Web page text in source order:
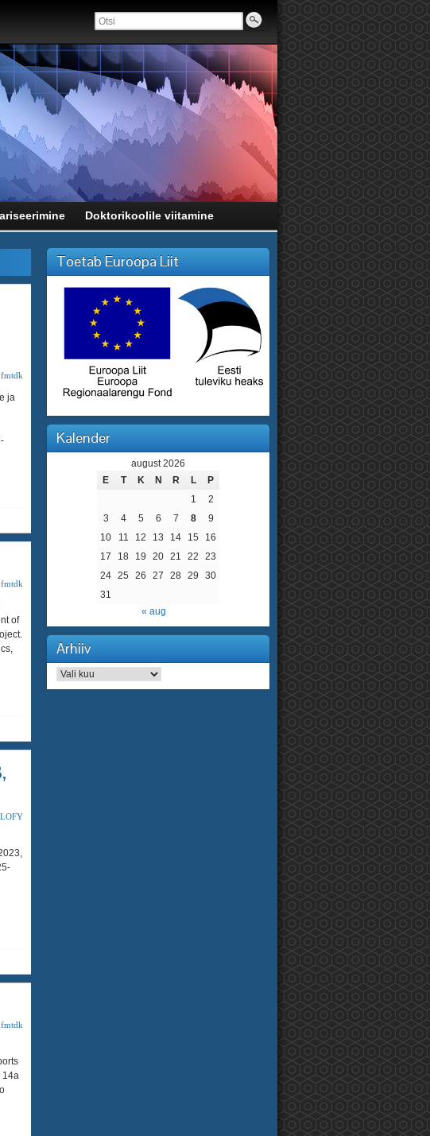
Doktorikoolile viitamine
fmtdk
ja
fmtdk
of
LOFY
fmtdk
Toetab Euroopa Liit
Kalender
august 2026
E
T K N R L
P
1
2
3
4 5 6 7 8
9
10
11 12 13 14 15
16
17
18 19 20 21 22
23
24 25 26 27 28 29
30
31
« aug
Arhiiv
Arhiiv